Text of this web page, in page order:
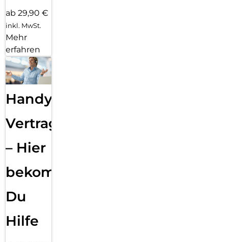
ab 29,90 €
inkl. MwSt.
Mehr
erfahren
Handy
Vertragsabwicklung
– Hier
bekommst
Du
Hilfe